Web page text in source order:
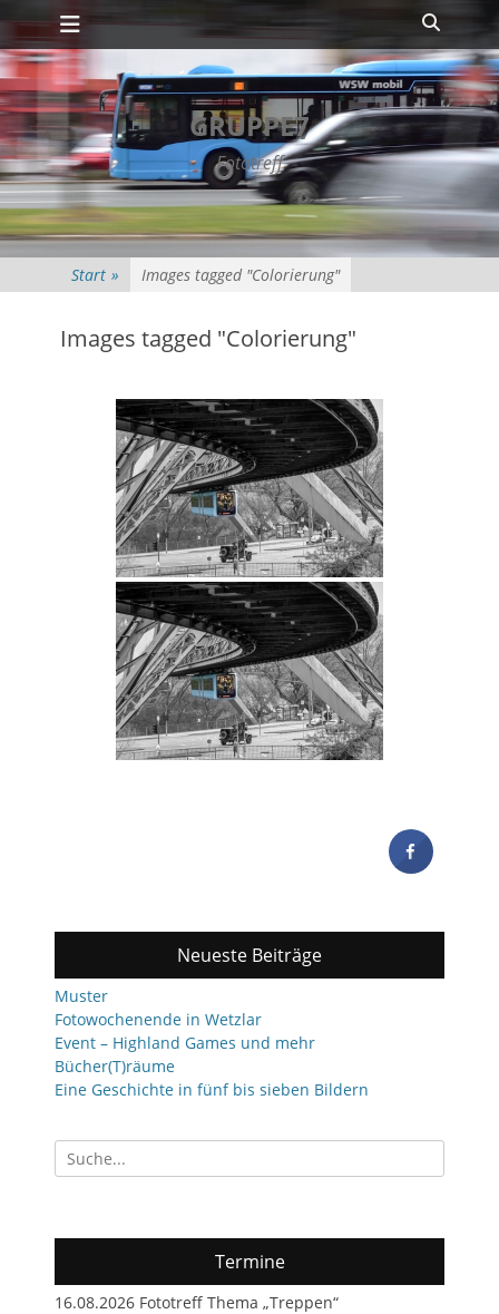
Zum
Inhalt
springen
Primäres Menü
GRUPPE7
Fototreff
Start » Images tagged "Colorierung"
Images tagged "Colorierung"
Neueste Beiträge
Muster
Fotowochenende in Wetzlar
Event – Highland Games und mehr
Bücher(T)räume
Eine Geschichte in fünf bis sieben Bildern
Suchen
nach:
Termine
16.08.2026 Fototreff Thema „Treppen“